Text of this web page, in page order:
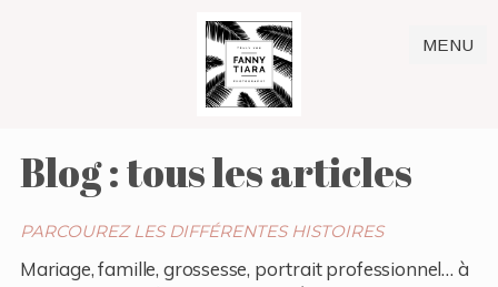
MENU
Blog : tous les articles
PARCOUREZ LES DIFFÉRENTES HISTOIRES
Mariage, famille, grossesse, portrait professionnel… à